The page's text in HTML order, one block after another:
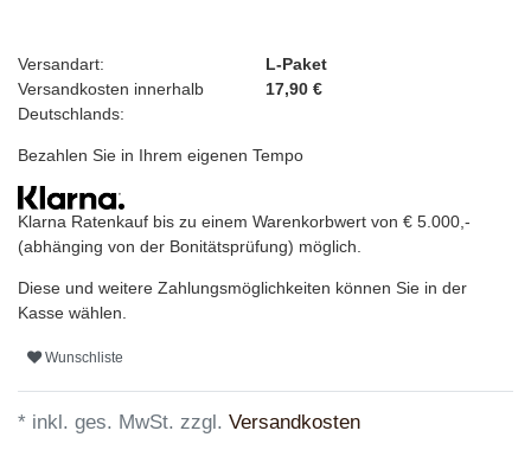
Versandart:
L-Paket
Versandkosten innerhalb
Deutschlands:
17,90 €
Bezahlen Sie in Ihrem eigenen Tempo
Klarna Ratenkauf bis zu einem Warenkorbwert von € 5.000,-
(abhänging von der Bonitätsprüfung) möglich.
Diese und weitere Zahlungsmöglichkeiten können Sie in der
Kasse wählen.
Wunschliste
* inkl. ges. MwSt. zzgl. Versandkosten